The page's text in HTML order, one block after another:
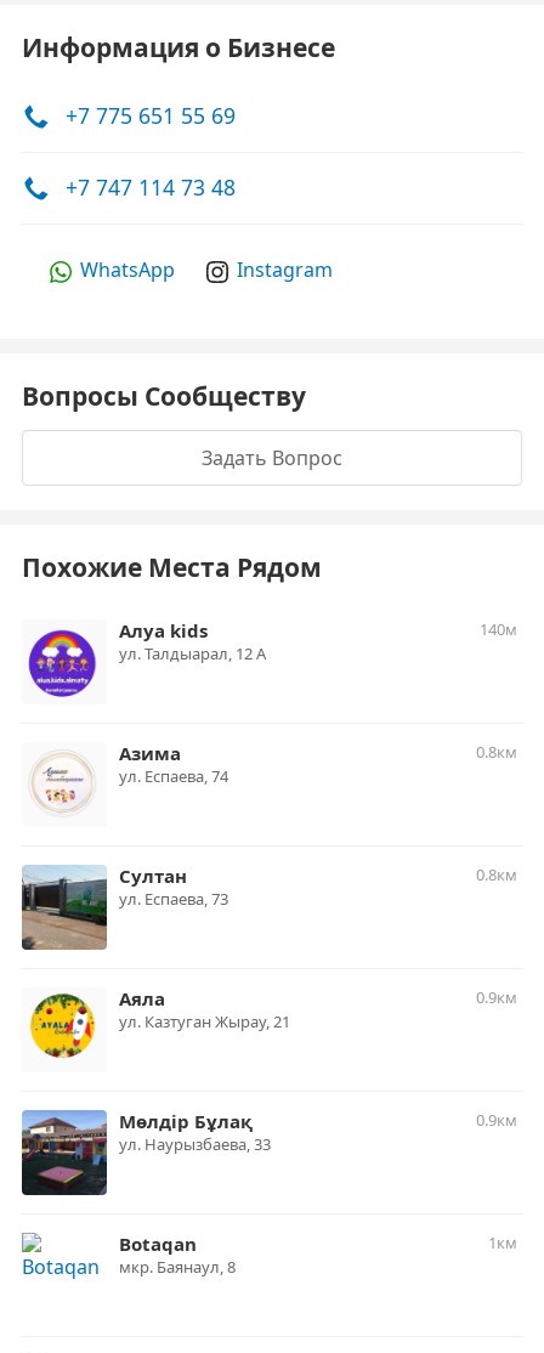
Информация о Бизнесе
+7 775 651 55 69
+7 747 114 73 48
WhatsApp Instagram
Вопросы Сообществу
Задать Вопрос
Похожие Места Рядом
Алуа kids
140м
ул. ​Талдыарал, 12 А
Азима
0.8км
ул. ​Еспаева, 74
Султан
0.8км
ул. ​Еспаева, 73
Аяла
0.9км
ул. ​Казтуган Жырау, 21
Мөлдір Бұлақ
0.9км
ул. ​Наурызбаева, 33
Botaqan
1км
мкр. Баянаул, 8